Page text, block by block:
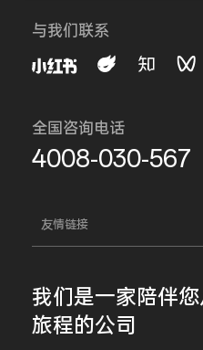
与我们联系
全国咨询电话
4008-030-567
友情链接
我们是一家陪伴您
旅程的公司